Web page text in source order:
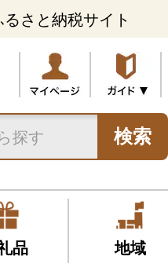
さと納税サイト
検索
品 地域